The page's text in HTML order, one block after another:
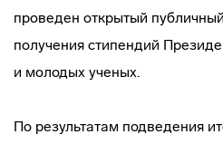
проведен открытый
получения стипендий
и молодых ученых.
По результатам подведения